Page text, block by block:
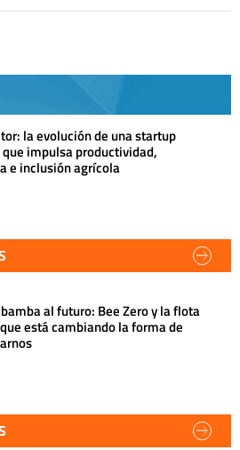
la evolución de una startup
impulsa productividad,
e inclusión agrícola
al futuro: Bee Zero y la flota
está cambiando la forma de